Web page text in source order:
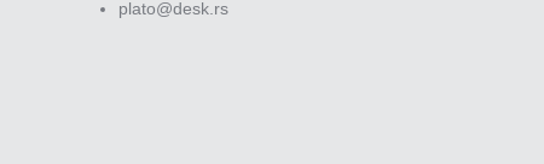
plato@desk.rs